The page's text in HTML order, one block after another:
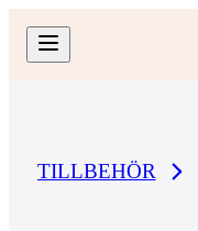
TILLBEHÖR